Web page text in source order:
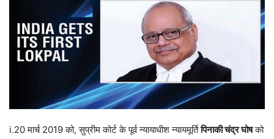
i.20 मार्च 2019 को, सुप्रीम कोर्ट के पूर्व न्यायाधीश न्यायमूर्तिपिनाकी चंद्र घोषको